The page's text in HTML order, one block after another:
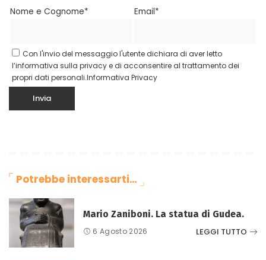
Nome e Cognome* Email*
Con l'invio del messaggio l'utente dichiara di aver letto
l’informativa sulla privacy e di acconsentire al trattamento dei
propri dati personali.Informativa Privacy
Potrebbe interessarti…
Mario Zaniboni. La statua di Gudea.
6 Agosto 2026 LEGGI TUTTO